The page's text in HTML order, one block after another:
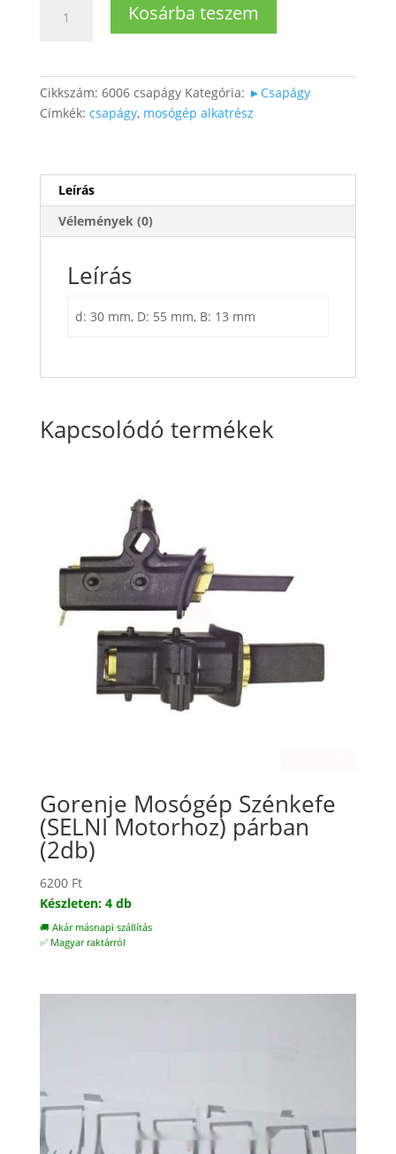
2RSR
mennyiség
Kosárba teszem
Cikkszám: 6006 csapágy Kategória: ►Csapágy
Címkék: csapágy, mosógép alkatrész
Leírás
Vélemények (0)
Leírás
d: 30 mm, D: 55 mm, B: 13 mm
Kapcsolódó termékek
Gorenje Mosógép Szénkefe
(SELNI Motorhoz) párban
(2db)
6200 Ft
Készleten: 4 db
🚚 Akár másnapi szállítás
✅ Magyar raktárról